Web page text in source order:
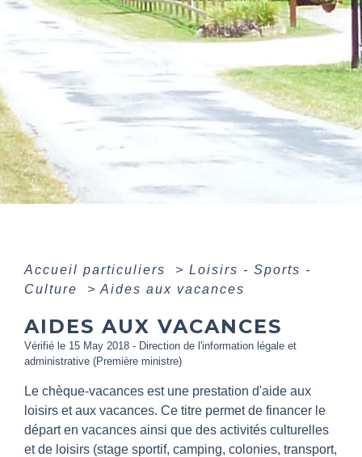
Accueil particuliers > Loisirs - Sports -
Culture
> Aides aux vacances
AIDES AUX VACANCES
Vérifié le 15 May 2018 - Direction de l'information légale et
administrative (Première ministre)
Le chèque-vacances est une prestation d'aide aux
loisirs et aux vacances. Ce titre permet de financer le
départ en vacances ainsi que des activités culturelles
et de loisirs (stage sportif, camping, colonies, transport,